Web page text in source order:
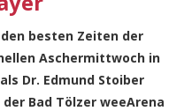
besten Zeiten der
Aschermittwoch in
Dr. Edmund Stoiber
Bad Tölzer weeArena